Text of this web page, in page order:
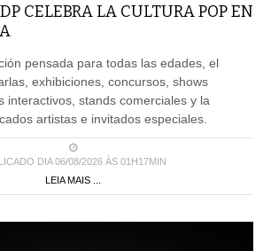
CELEBRA LA CULTURA POP EN
pensada para todas las edades, el
exhibiciones, concursos, shows
interactivos, stands comerciales y la
artistas e invitados especiales.
DIA 06/08/2026 ÀS 01H17MIN
LEIA MAIS ...